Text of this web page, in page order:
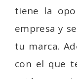
tiene la
empresa y
tu marca.
con el que